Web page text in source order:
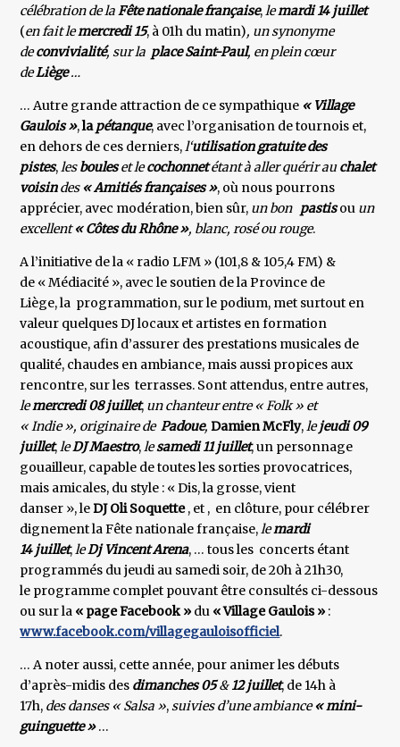
célébration de laFête nationale française,lemardi 14 juillet
(en fait lemercredi 15, à 01h du matin), un synonyme
deconvivialité, sur la place Saint-Paul, en plein cœur
deLiège…
… Autre grande attraction de ce sympathique « Village
Gaulois »,lapétanque, avec l’organisation de tournois et,
en dehors de ces derniers,l‘utilisation gratuite des
pistes,lesbouleset lecochonnetétant à aller quérirauchalet
voisindes« Amitiés françaises », où nous pourrons
apprécier, avec modération, bien sûr, unbon pastisou un
excellent« Côtes du Rhône », blanc, rosé ou rouge.
A l’initiative de la « radio LFM » (101,8 & 105,4 FM) &
de « Médiacité », avec le soutien de la Province de
Liège, la programmation, sur le podium, met surtout en
valeur quelques DJ locaux et artistes en formation
acoustique, afin d’assurer des prestations musicales de
qualité, chaudes en ambiance, mais aussi propices aux
rencontre, sur les terrasses. Sont attendus, entre autres,
lemercredi 08 juillet, un chanteur entre « Folk » et
« Indie », originaire dePadoue, Damien McFly,lejeudi 09
juillet,leDJ Maestro,lesamedi 11 juillet, un personnage
gouailleur, capable de toutes les sorties provocatrices,
mais amicales, du style : « Dis, la grosse, vient
danser », leDJ Oli Soquette, et , en clôture, pour célébrer
dignement la Fête nationale française,lemardi
14 juillet,leDj Vincent Arena, … tous les concerts étant
programmés du jeudi au samedi soir, de 20h à 21h30,
le programme complet pouvant être consultés ci-dessous
ou sur la « page Facebook » du « Village Gaulois » :
www.facebook.com/villagegauloisofficiel.
… A noter aussi, cette année, pour animer les débuts
d’après-midis des dimanches 05&12 juillet, de 14h à
17h, des danses « Salsa »,suivies d’une ambiance« mini-
guinguette »…